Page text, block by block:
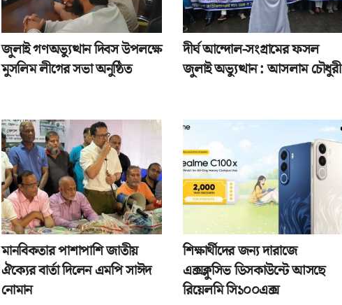
জুলাই গণঅভ্যুত্থান দিবস উপলক্ষে
মুসলিম লীগের সভা অনুষ্ঠিত
দীর্ঘ আন্দোল-সংগ্রামের ফসল
জুলাই অভ্যুত্থান : আসলাম চৌধুরী
মানবিকতার পাশাপাশি জাতীয়
ঐক্যের বার্তা দিলেন এমপি সাঈদ
নোমান
শিক্ষার্থীদের জন্য দারাজে
এক্সক্লুসিভ ডিসকাউন্টে আসছে
রিয়েলমি সি১০০এক্স